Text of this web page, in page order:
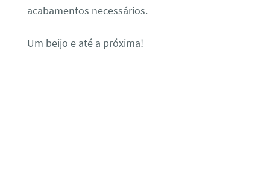
acabamentos necessários.
Um beijo e até a próxima!